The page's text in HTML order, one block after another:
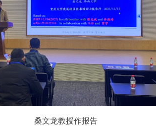
桑文龙教授作报告